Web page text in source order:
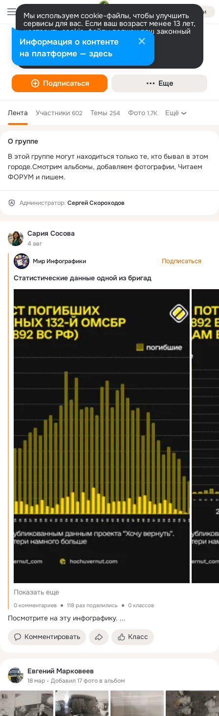
Войти
Мы используем cookie-файлы, чтобы улучшить
сервисы для вас. Если ваш возраст менее 13 лет,
настроить cookie-файлы должен ваш законный
представитель. Больше информации
Разрешить все Настроить
Мейссен в/ч 75235
Подписаться Еще
Лента Участники 602 Темы 254 Фото 1.7K Ещё
Сария Сосова
4 авг
Мир Инфoграфики Подписаться
Статистические данные одной из бригад
Показать еще
0 комментариев 118 раз поделились 0 классов
Посмотрите на эту инфографику. ...
Комментировать Класс
Евгений Марковеев
18 мар Добавил 17 фото в альбом
колонка
О группе
В этой группе могут находиться только те, кто бывал в этом
городе.Смотрим альбомы, добавляем фотографии, Читаем
ФОРУМ и пишем.
Администратор: Сергей Скороходов
Информация о контенте
на платформе — здесь